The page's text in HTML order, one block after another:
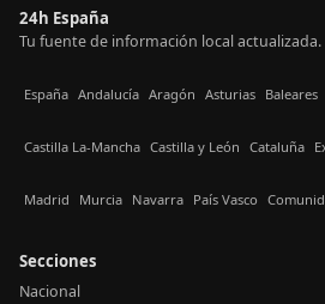
24h España
Tu fuente de información local actualizada.
España Andalucía Aragón Asturias Baleares
Castilla La-Mancha Castilla y León Cataluña
Madrid Murcia Navarra País Vasco
Secciones
Nacional